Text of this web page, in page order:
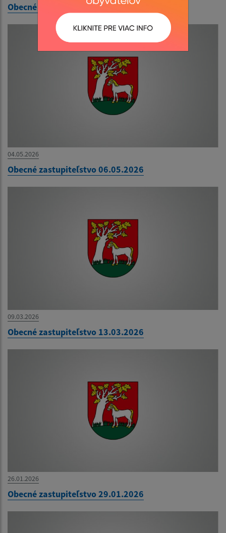
Obecné zastupiteľstvo 18.6.2026
04.05.2026
Obecné zastupiteľstvo 06.05.2026
09.03.2026
Obecné zastupiteľstvo 13.03.2026
26.01.2026
Obecné zastupiteľstvo 29.01.2026